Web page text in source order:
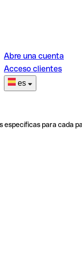
Abre una cuenta
Acceso clientes
es
específicas para cada